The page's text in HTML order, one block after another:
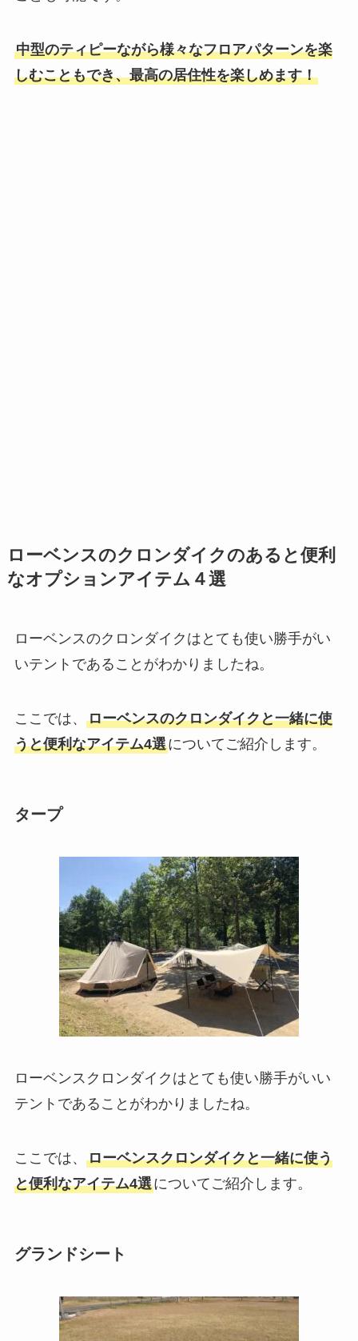
中型のティピーながら様々なフロアパターンを楽
しむこともでき、最高の居住性を楽しめます！
ローベンスのクロンダイクのあると便利
なオプションアイテム４選
ローベンスのクロンダイクはとても使い勝手がい
いテントであることがわかりましたね。
ここでは、 ローベンスのクロンダイクと一緒に使
うと便利なアイテム4選についてご紹介します。
タープ
ローベンスクロンダイクはとても使い勝手がいい
テントであることがわかりましたね。
ここでは、 ローベンスクロンダイクと一緒に使う
と便利なアイテム4選についてご紹介します。
グランドシート